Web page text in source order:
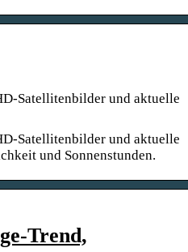
Satellitenbilder und aktuelle
Satellitenbilder und aktuelle
und Sonnenstunden.
Trend,